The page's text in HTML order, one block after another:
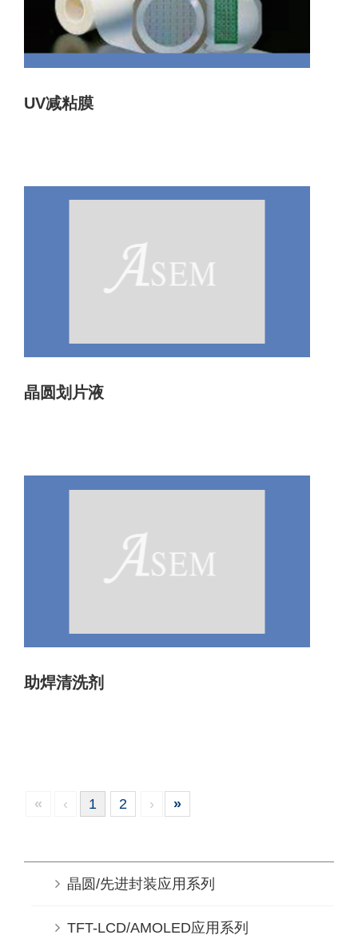
晶圆/先进封装应用系列
TFT-LCD/AMOLED应用系列
UV减粘膜
晶圆划片液
助焊清洗剂
« ‹ 1 2 › »